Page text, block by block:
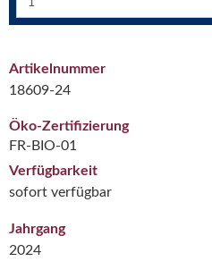
Artikelnummer
18609-24
Öko-Zertifizierung
FR-BIO-01
Verfügbarkeit
sofort verfügbar
Jahrgang
2024